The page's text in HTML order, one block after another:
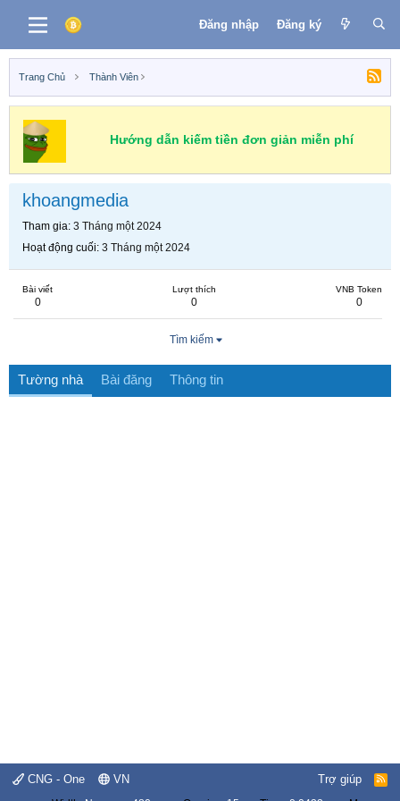
Đăng nhập Đăng ký
Trang Chủ Thành Viên
Hướng dẫn kiếm tiền đơn giản miễn phí
khoangmedia
Tham gia 3 Tháng một 2024
Hoạt động cuối 3 Tháng một 2024
Bài viết
0
Lượt thích
0
VNB Token
0
Tìm kiếm
Tường nhà Bài đăng Thông tin
CNG - One VN Trợ giúp
R